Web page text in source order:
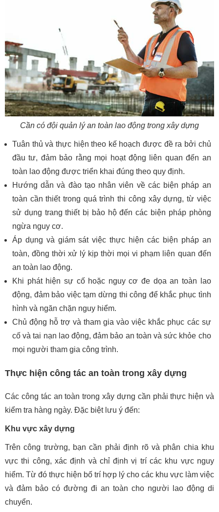
Cần có đội quản lý an toàn lao động trong xây dựng
Tuân thủ và thực hiện theo kế hoạch được đề ra bởi chủ
đầu tư, đảm bảo rằng mọi hoạt động liên quan đến an
toàn lao động được triển khai đúng theo quy định.
Hướng dẫn và đào tạo nhân viên về các biện pháp an
toàn cần thiết trong quá trình thi công xây dựng, từ việc
sử dụng trang thiết bị bảo hộ đến các biện pháp phòng
ngừa nguy cơ.
Áp dụng và giám sát việc thực hiện các biện pháp an
toàn, đồng thời xử lý kịp thời mọi vi phạm liên quan đến
an toàn lao động.
Khi phát hiện sự cố hoặc nguy cơ đe dọa an toàn lao
động, đảm bảo việc tạm dừng thi công để khắc phục tình
hình và ngăn chặn nguy hiểm.
Chủ động hỗ trợ và tham gia vào việc khắc phục các sự
cố và tai nạn lao động, đảm bảo an toàn và sức khỏe cho
mọi người tham gia công trình.
Thực hiện công tác an toàn trong xây dựng
Các công tác an toàn trong xây dựng cần phải thực hiện và
kiểm tra hàng ngày. Đặc biệt lưu ý đến:
Khu vực xây dựng
Trên công trường, bạn cần phải định rõ và phân chia khu
vực thi công, xác định và chỉ định vị trí các khu vực nguy
hiểm. Từ đó thực hiện bố trí hợp lý cho các khu vực làm việc
và đảm bảo có đường đi an toàn cho người lao động di
chuyển.